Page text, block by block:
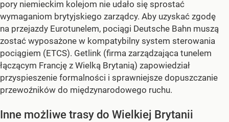
pory niemieckim kolejom nie udało się sprostać
wymaganiom brytyjskiego zarządcy. Aby uzyskać zgodę
na przejazdy Eurotunelem, pociągi Deutsche Bahn muszą
zostać wyposażone w kompatybilny system sterowania
pociągiem (ETCS). Getlink (firma zarządzająca tunelem
łączącym Francję z Wielką Brytanią) zapowiedział
przyspieszenie formalności i sprawniejsze dopuszczanie
przewoźników do międzynarodowego ruchu.
Inne możliwe trasy do Wielkiej Brytanii